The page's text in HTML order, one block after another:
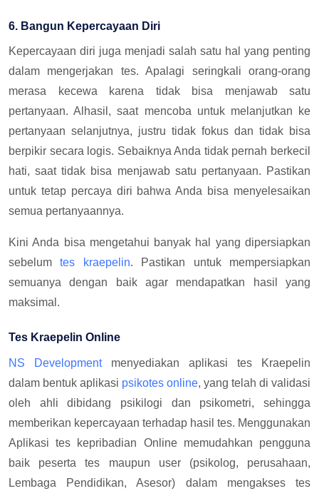
6. Bangun Kepercayaan Diri
Kepercayaan diri juga menjadi salah satu hal yang penting
dalam mengerjakan tes. Apalagi seringkali orang-orang
merasa kecewa karena tidak bisa menjawab satu
pertanyaan. Alhasil, saat mencoba untuk melanjutkan ke
pertanyaan selanjutnya, justru tidak fokus dan tidak bisa
berpikir secara logis. Sebaiknya Anda tidak pernah berkecil
hati, saat tidak bisa menjawab satu pertanyaan. Pastikan
untuk tetap percaya diri bahwa Anda bisa menyelesaikan
semua pertanyaannya.
Kini Anda bisa mengetahui banyak hal yang dipersiapkan
sebelumtes kraepelin. Pastikan untuk mempersiapkan
semuanya dengan baik agar mendapatkan hasil yang
maksimal.
Tes Kraepelin Online
NS Developmentmenyediakan aplikasi tes Kraepelin
dalam bentuk aplikasi psikotes online, yang telah di validasi
oleh ahli dibidang psikilogi dan psikometri, sehingga
memberikan kepercayaan terhadap hasil tes. Menggunakan
Aplikasi tes kepribadian Online memudahkan pengguna
baik peserta tes maupun user (psikolog, perusahaan,
Lembaga Pendidikan, Asesor) dalam mengakses tes